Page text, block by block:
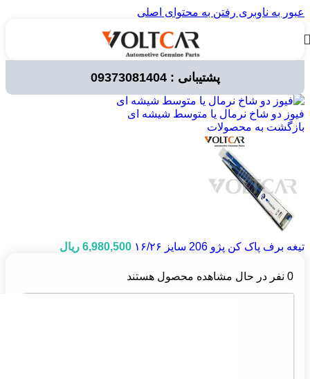
عبور به ناوبری رفتن به محتوای اصلی
پشتیبانی : 09373081404قطعات خودرو/ لوازم مصرفی خودرو/ برف پاک کن
فیوز دو شاخ نرمال یا متوسط شیشه ای
بازگشت به محصولات
تیغه برف پاک کن پژو 206 سایز ۱۶/۲۶ 6,980,500 ریال
0 نفر در حال مشاهده محصول هستند